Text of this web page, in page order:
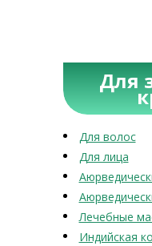
Для
Для волос
Для лица
Лечебные
Индийская